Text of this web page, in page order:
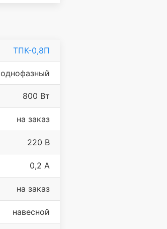
ТПК-0,8П
однофазный
800 Вт
на заказ
220 В
0,2 A
на заказ
навесной